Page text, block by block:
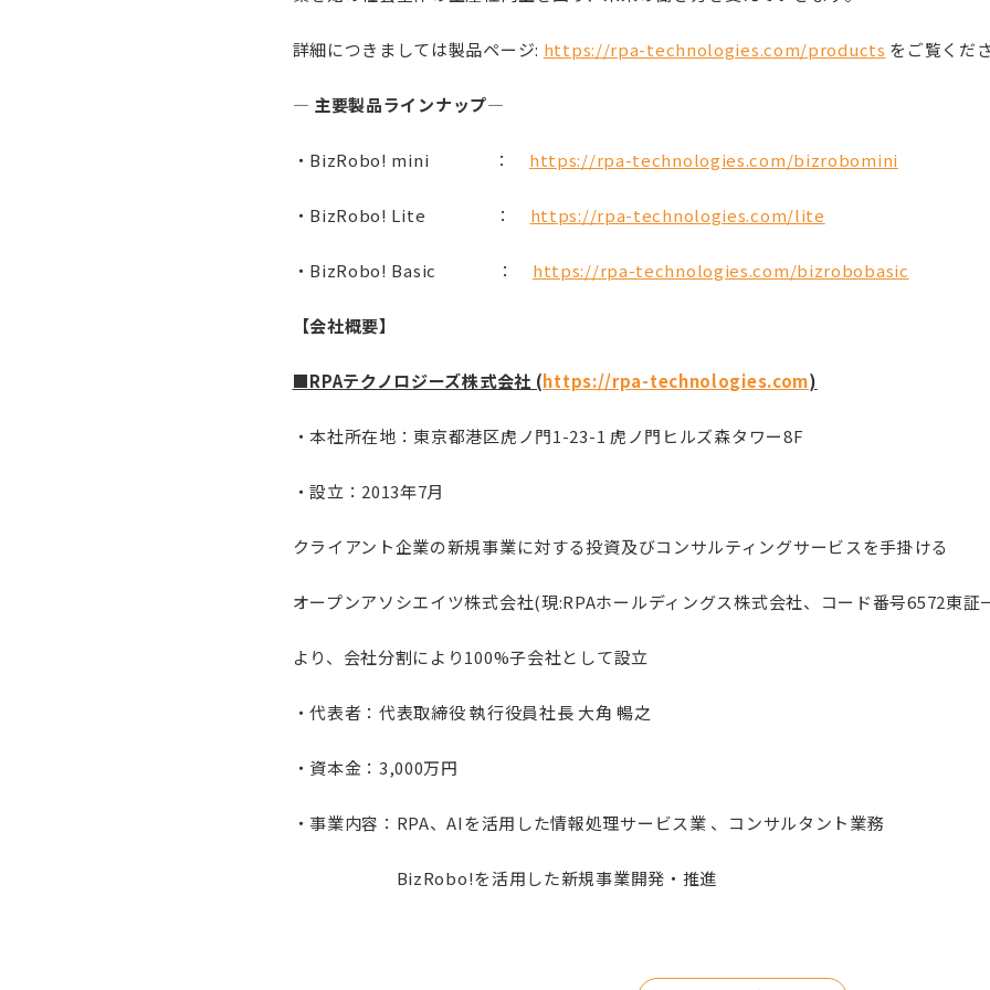
詳細につきましては製品ページ: https://rpa-technologies.com/products をご覧くだ
― 主要製品ラインナップ―
・BizRobo! mini ： https://rpa-technologies.com/bizrobomini
・BizRobo! Lite ： https://rpa-technologies.com/lite
・BizRobo! Basic ： https://rpa-technologies.com/bizrobobasic
【会社概要】
■RPAテクノロジーズ株式会社 (https://rpa-technologies.com)
・本社所在地：東京都港区虎ノ門1-23-1 虎ノ門ヒルズ森タワー8F
・設立：2013年7月
クライアント企業の新規事業に対する投資及びコンサルティングサービスを手掛ける
オープンアソシエイツ株式会社(現:RPAホールディングス株式会社、コード番号6572東証
より、会社分割により100%子会社として設立
・代表者：代表取締役 執行役員社長 大角 暢之
・資本金：3,000万円
・事業内容：RPA、AIを活用した情報処理サービス業 、コンサルタント業務
BizRobo!を活用した新規事業開発・推進